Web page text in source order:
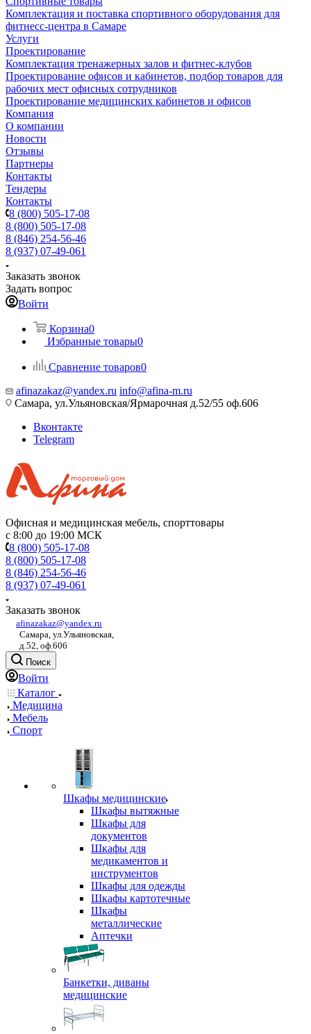
Комплектация и поставка спортивного оборудования для
фитнесс-центра в Самаре
Услуги
Проектирование
Комплектация тренажерных залов и фитнес-клубов
Проектирование офисов и кабинетов, подбор товаров для
рабочих мест офисных сотрудников
Проектирование медицинских кабинетов и офисов
Компания
О компании
Новости
Отзывы
Партнеры
Контакты
Тендеры
Контакты
8 (800) 505-17-08
8 (800) 505-17-08
8 (846) 254-56-46
8 (937) 07-49-061
Заказать звонок
Задать вопрос
Войти
Корзина0
Избранные товары0
Сравнение товаров0
afinazakaz@yandex.ru info@afina-m.ru
Самара, ул.Ульяновская/Ярмарочная д.52/55 оф.606
Вконтакте
Telegram
Офисная и медицинская мебель, спорттовары
с 8:00 до 19:00 МСК
8 (800) 505-17-08
8 (800) 505-17-08
8 (846) 254-56-46
8 (937) 07-49-061
Заказать звонок
afinazakaz@yandex.ru
Самара, ул.Ульяновская,
д.52, оф.606
Поиск
Войти
Каталог
Медицина
Мебель
Спорт
Шкафы медицинские
Шкафы вытяжные
Шкафы для
документов
Шкафы для
медикаментов и
инструментов
Шкафы для одежды
Шкафы картотечные
Шкафы
металлические
Аптечки
Банкетки, диваны
медицинские